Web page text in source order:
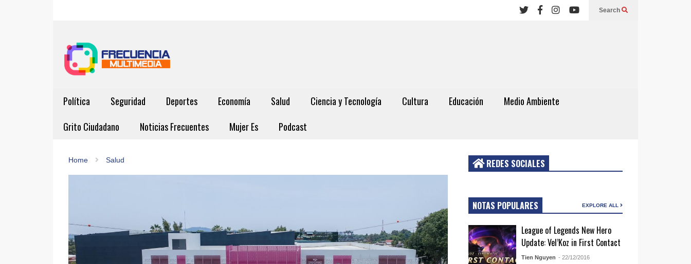
Search
Política Seguridad Deportes Economía Salud Ciencia y Tecnología Cultura Educación
Medio Ambiente
Grito Ciudadano
Noticias Frecuentes Mujer Es Podcast
Home Salud REDES SOCIALES
NOTAS POPULARES EXPLORE ALL
League of Legends New Hero
Update: Vel’Koz in First Contact
Tien Nguyen - 22/12/2016